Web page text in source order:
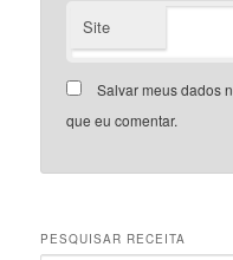
Site
Salvar meus dados
que eu comentar.
PESQUISAR RECEITA